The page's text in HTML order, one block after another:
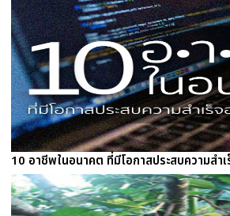
10 อาชีพในอนาคต ที่มีโอกาสประสบความสำ